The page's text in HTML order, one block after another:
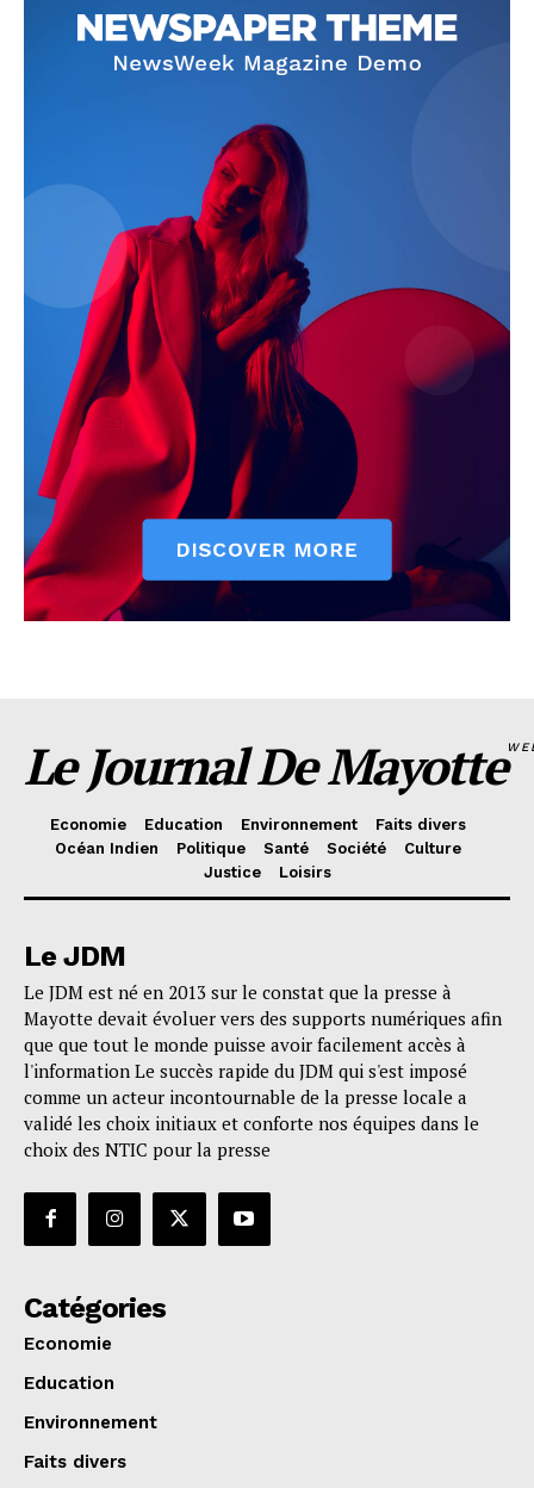
Le Journal De Mayotte
Economie Education Environnement
Faits divers
Océan Indien
Politique Santé Société
Culture
Justice
Loisirs
Le JDM
Le JDM est né en 2013 sur le constat que la presse à
Mayotte devait évoluer vers des supports numériques afin
que que tout le monde puisse avoir facilement accès à
l'information Le succès rapide du JDM qui s'est imposé
comme un acteur incontournable de la presse locale a
validé les choix initiaux et conforte nos équipes dans le
choix des NTIC pour la presse
Catégories
Economie
Education
Environnement
Faits divers